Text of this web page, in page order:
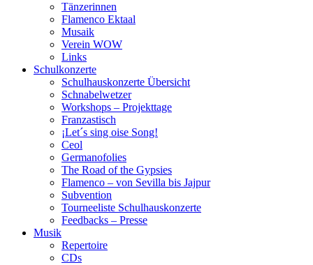
Tänzerinnen
Flamenco Ektaal
Musaik
Verein WOW
Links
Schulkonzerte
Schulhauskonzerte Übersicht
Schnabelwetzer
Workshops – Projekttage
Franzastisch
¡Let´s sing oise Song!
Ceol
Germanofolies
The Road of the Gypsies
Flamenco – von Sevilla bis Jajpur
Subvention
Tourneeliste Schulhauskonzerte
Feedbacks – Presse
Musik
Repertoire
CDs